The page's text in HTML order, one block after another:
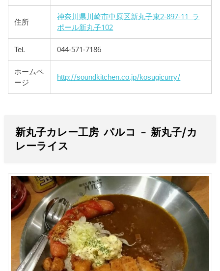
住所
神奈川県川崎市中原区新丸子東2-897-11 ラ
ポール新丸子102
Tel. 044-571-7186
ホームペ
ージ
http://soundkitchen.co.jp/kosugicurry/
新丸子カレー工房 パルコ – 新丸子/カ
レーライス